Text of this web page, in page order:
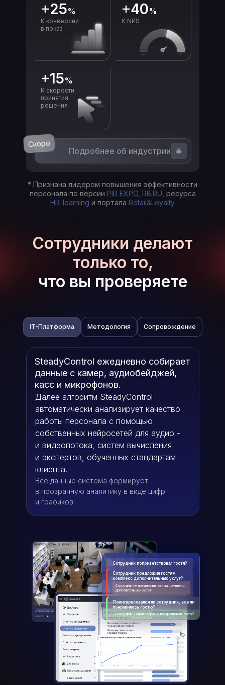
40%
К NPS
15%
К скорости
принятия
решения
25%
К конверсии
в показ
Подробнее об индустрии
* Признана лидером повышения эффективности
персонала по версии PIR EXPO, RB.RU , ресурса
HR-learning и портала Retail&Loyalty
Скоро
Сотрудники делают
только то,
что вы проверяете
IT-Платформа Методология Сопровождение
SteadyControl владеет полным
набором инструментов для роста
соблюдения бизнес-процессов:
Системный менеджмент
Мотивационные программы
Планирование и KPI
База конверсионных критериев
Планы адаптации новых
сотрудников
100%
исполнение трудовой
и кассовой дисциплины
90%+
соблюдение
регламентов
SteadyControl ежедневно собирает
данные с камер, аудиобейджей,
касс и микрофонов.
Далее алгоритм SteadyControl
автоматически анализирует качество
работы персонала с помощью
собственных нейросетей для аудио -
и видеопотока, систем вычисления
и экспертов, обученных стандартам
клиента.
Все данные система формирует
в прозрачную аналитику в виде цифр
и графиков.
Сотрудник поприветствовал гостя?
Сотрудник предложил гостям
комплекс дополнительных услуг?
Сотрудник не предложил гостям комплекс
дополнительных услуг
Поинтересовался ли сотрудник, все ли
понравилось гостю?
Сотрудник задал вопрос о предпочтениях гостя?